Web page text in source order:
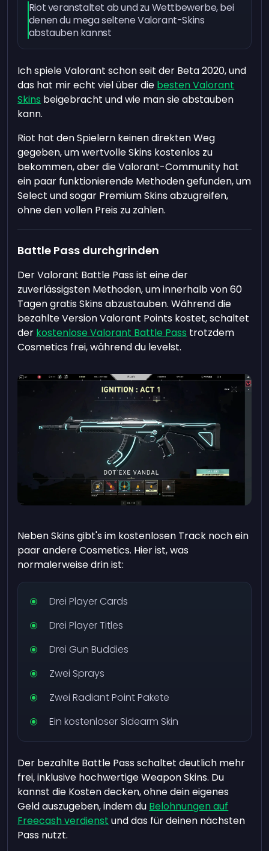
Riot veranstaltet ab und zu Wettbewerbe, bei
denen du mega seltene Valorant-Skins
abstauben kannst
Ich spiele Valorant schon seit der Beta 2020, und
das hat mir echt viel über die besten Valorant
Skins beigebracht und wie man sie abstauben
kann.
Riot hat den Spielern keinen direkten Weg
gegeben, um wertvolle Skins kostenlos zu
bekommen, aber die Valorant-Community hat
ein paar funktionierende Methoden gefunden, um
Select und sogar Premium Skins abzugreifen,
ohne den vollen Preis zu zahlen.
Battle Pass durchgrinden
Der Valorant Battle Pass ist eine der
zuverlässigsten Methoden, um innerhalb von 60
Tagen gratis Skins abzustauben. Während die
bezahlte Version Valorant Points kostet, schaltet
der kostenlose Valorant Battle Pass trotzdem
Cosmetics frei, während du levelst.
Neben Skins gibt's im kostenlosen Track noch ein
paar andere Cosmetics. Hier ist, was
normalerweise drin ist:
Drei Player Cards
Drei Player Titles
Drei Gun Buddies
Zwei Sprays
Zwei Radiant Point Pakete
Ein kostenloser Sidearm Skin
Der bezahlte Battle Pass schaltet deutlich mehr
frei, inklusive hochwertige Weapon Skins. Du
kannst die Kosten decken, ohne dein eigenes
Geld auszugeben, indem du Belohnungen auf
Freecash verdienst und das für deinen nächsten
Pass nutzt.